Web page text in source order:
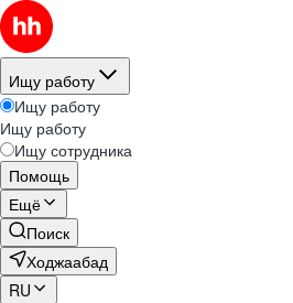
Ищу работу
Ищу работу
Ищу работу
Ищу сотрудника
Помощь
Ещё
Поиск
Ходжаабад
RU